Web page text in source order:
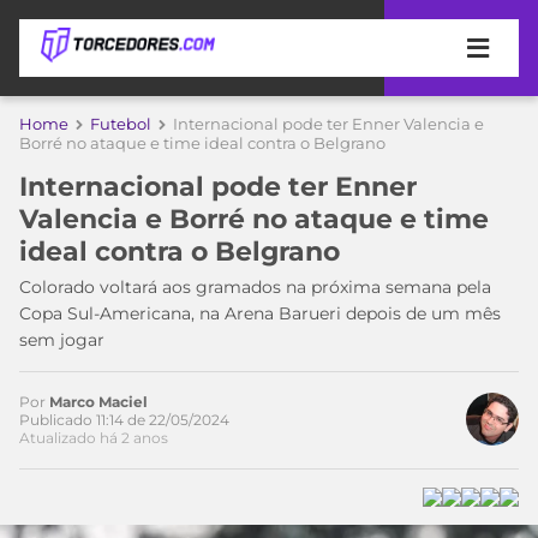
APOSTAS
DE
APOSTA
MELHORES
SITES
DE
APOSTAS
2026
COPA
DO
MUNDO
TIMES
MEU
TIME
CAMPEONATOS
Home Futebol
Internacional pode ter Enner Valencia e
Borré no ataque e time ideal contra o Belgrano
Internacional pode ter Enner
Valencia e Borré no ataque e time
ideal contra o Belgrano
Colorado voltará aos gramados na próxima semana pela
Copa Sul-Americana, na Arena Barueri depois de um mês
sem jogar
Por Marco Maciel
Publicado 11:14 de 22/05/2024
Atualizado há 2 anos